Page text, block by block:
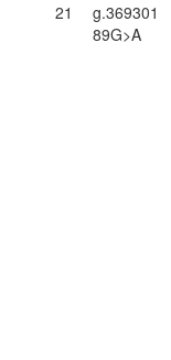
21
g.369301
89G>A